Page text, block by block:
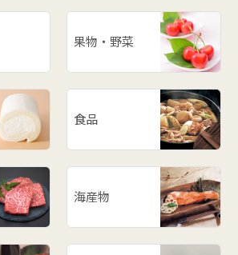
果物・野菜
食品
海産物